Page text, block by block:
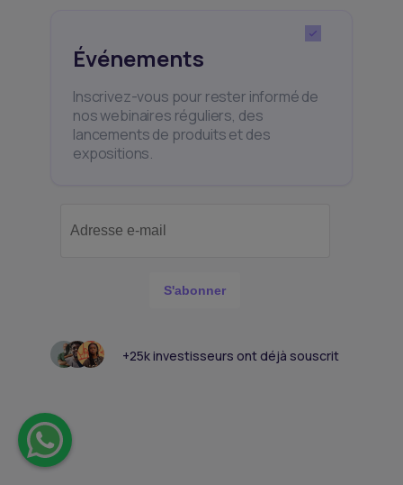
Événements
Inscrivez-vous pour rester informé de
nos webinaires réguliers, des
lancements de produits et des
expositions.
S'abonner
+25k investisseurs ont déjà souscrit